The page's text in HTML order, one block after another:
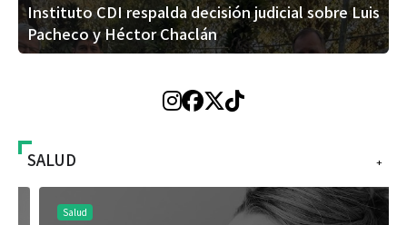
Instituto CDI respalda decisión judicial sobre Luis
Pacheco y Héctor Chaclán
+
SALUD
Salud